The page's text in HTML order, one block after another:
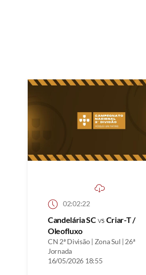
02:02:22
Candelária SCvs Criar-T /
Oleofluxo
CN 2ª Divisão | Zona Sul | 26ª
Jornada
16/05/2026 18:55